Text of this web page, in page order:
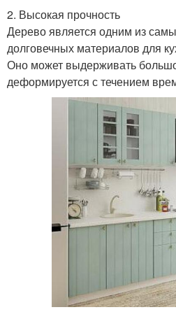
2. Высокая прочность
Дерево является одним из
долговечных материалов для
Оно может выдерживать
деформируется с течением